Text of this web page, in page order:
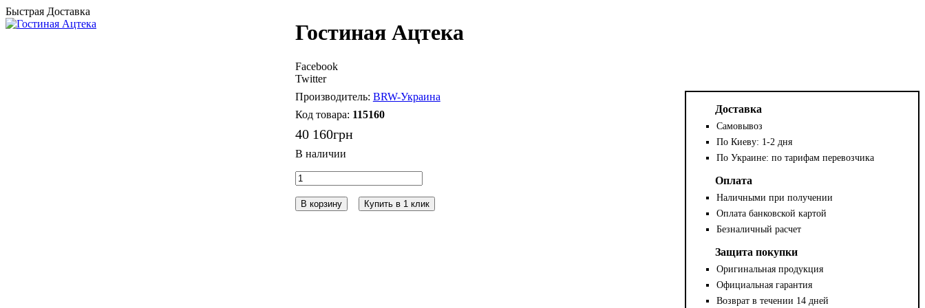
Быстрая Доставка
Гостиная Ацтека
Facebook
Twitter
BRW-Украина
115160
40 160грн
В корзину Купить в 1 клик
Доставка
Самовывоз
По Киеву: 1-2 дня
По Украине: по тарифам перевозчика
Оплата
Наличными при получении
Оплата банковской картой
Безналичный расчет
Защита покупки
Оригинальная продукция
Официальная гарантия
Возврат в течении 14 дней